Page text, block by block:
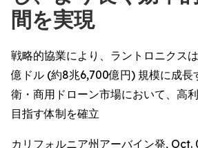
間を実現
戦略的協業により、ラントロニクス
億ドル (約8兆6,700億円) 規模に成長
衛・商用ドローン市場において、高
目指す体制を確立
カリフォルニア州アーバイン発, Oct.